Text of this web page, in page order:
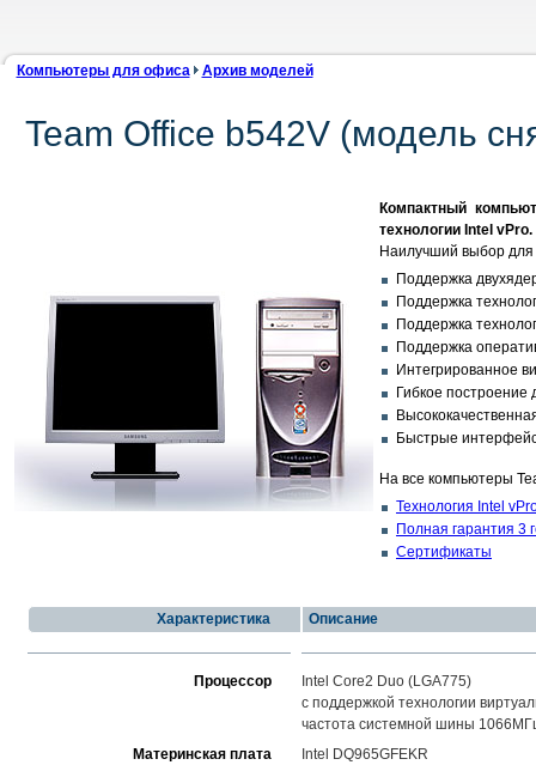
Компьютеры для офиса Архив моделей
Team Office b542V (модель
Компактный
технологии Intel vPro.
Наилучший выбор для
Поддержка
Поддержка
Поддержка
Поддержка
Интегрированное
Гибкое построение
Быстрые
На все компьютеры
Технология Intel
Полная гарантия 3
Сертификаты
Характеристика Описание
Процессор
Intel Core2 Duo (LGA775)
с поддержкой технологии
частота системной шины
Материнская плата
Intel DQ965GFEKR